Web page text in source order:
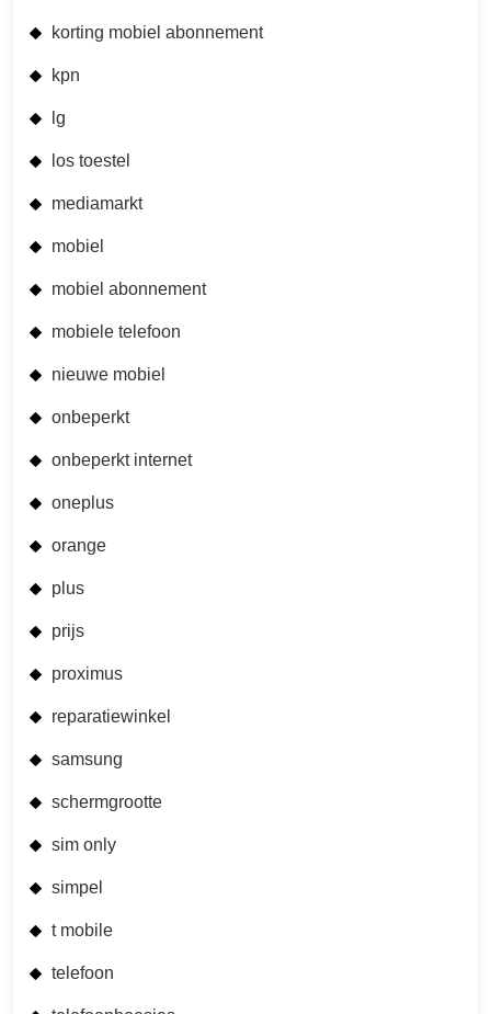
korting mobiel abonnement
kpn
lg
los toestel
mediamarkt
mobiel
mobiel abonnement
mobiele telefoon
nieuwe mobiel
onbeperkt
onbeperkt internet
oneplus
orange
plus
prijs
proximus
reparatiewinkel
samsung
schermgrootte
sim only
simpel
t mobile
telefoon